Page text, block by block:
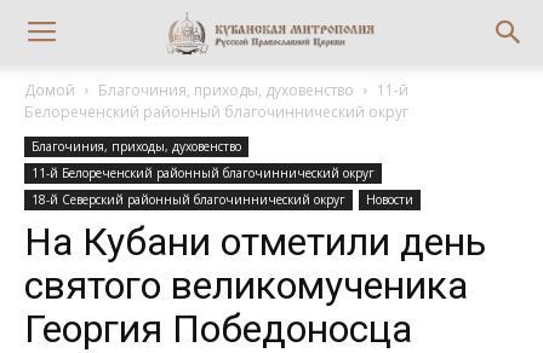
Домой Благочиния, приходы, духовенство
11-й
Белореченский районный благочиннический округ
Благочиния, приходы, духовенство
11-й Белореченский районный благочиннический округ
18-й Северский районный благочиннический округ
Новости
На Кубани отметили день
святого великомученика
Георгия Победоносца